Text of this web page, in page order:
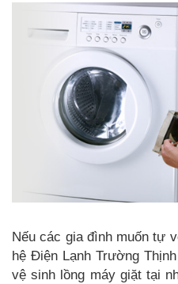
Nếu các gia đình muốn tự
hệ Điện Lạnh Trường
vệ sinh lồng máy giặt tại